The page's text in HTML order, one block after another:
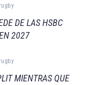
DE LAS HSBC
2027
MIENTRAS QUE